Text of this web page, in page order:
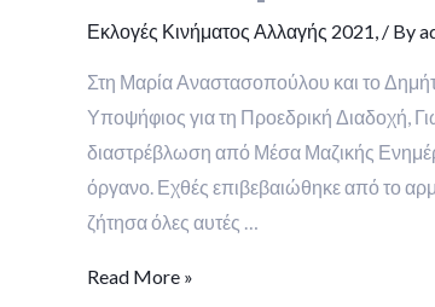
Εκλογές Κινήματος Αλλαγής 2021, / By
Στη Μαρία Αναστασοπούλου και το
Υποψήφιος για τη Προεδρική Διαδοχή,
διαστρέβλωση από Μέσα Μαζικής
όργανο. Εχθές επιβεβαιώθηκε από το
ζήτησα όλες αυτές …
Read More »